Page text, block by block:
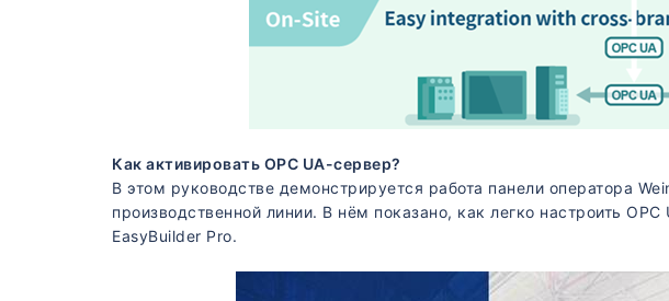
Как активировать OPC UA-сервер?
В этом руководстве демонстрируется работа панели оператора
производственной линии. В нём показано, как легко настроить
EasyBuilder Pro.